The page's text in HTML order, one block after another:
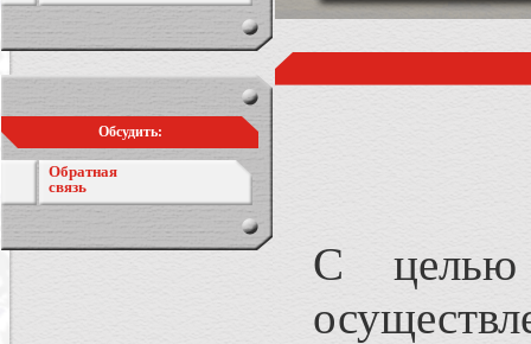
Обсудить:
Обратная
связь
С целью